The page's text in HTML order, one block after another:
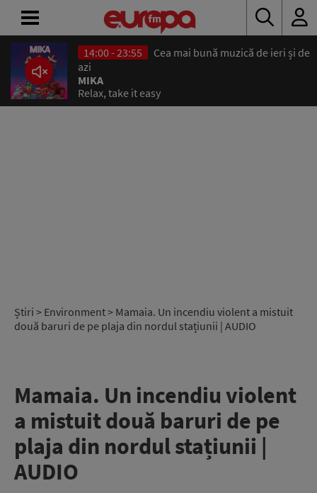
14:00 - 23:55
Cea mai bună muzică de ieri și de
azi
MIKA
Relax, take it easy
Știri > Environment> Mamaia. Un incendiu violent a mistuit
două baruri de pe plaja din nordul stațiunii | AUDIO
Mamaia. Un incendiu violent
a mistuit două baruri de pe
plaja din nordul stațiunii |
AUDIO
ACASĂ
ȘTIRI